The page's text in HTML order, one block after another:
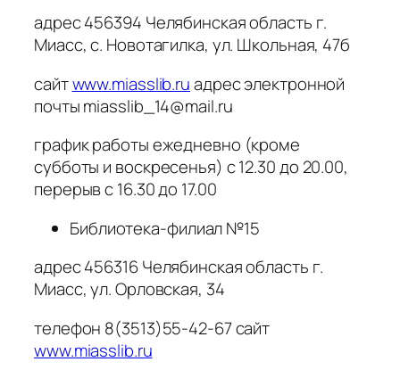
адрес 456394 Челябинская область г.
Миасс, с. Новотагилка, ул. Школьная, 47б
сайтwww.miasslib.ruадрес электронной
почты miasslib_14@mail.ru
график работы ежедневно (кроме
субботы и воскресенья) с 12.30 до 20.00,
перерыв с 16.30 до 17.00
Библиотека-филиал №15
адрес 456316 Челябинская область г.
Миасс, ул. Орловская, 34
телефон 8(3513)55-42-67 сайт
www.miasslib.ru